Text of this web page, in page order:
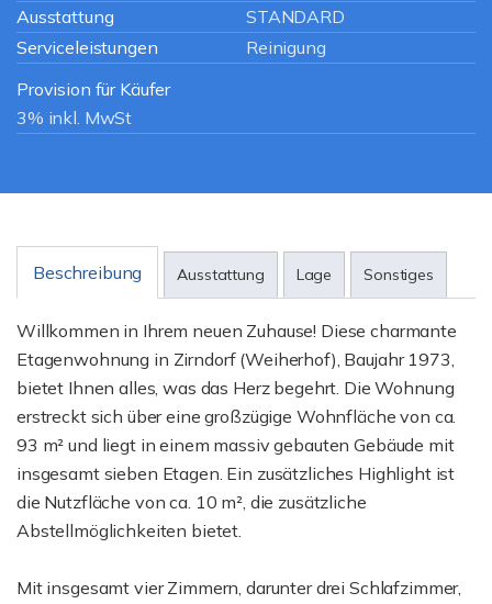
Ausstattung
STANDARD
Serviceleistungen
Reinigung
Provision für Käufer
3% inkl. MwSt
Beschreibung Ausstattung Lage Sonstiges
Willkommen in Ihrem neuen Zuhause! Diese charmante
Etagenwohnung in Zirndorf (Weiherhof), Baujahr 1973,
bietet Ihnen alles, was das Herz begehrt. Die Wohnung
erstreckt sich über eine großzügige Wohnfläche von ca.
93 m² und liegt in einem massiv gebauten Gebäude mit
insgesamt sieben Etagen. Ein zusätzliches Highlight ist
die Nutzfläche von ca. 10 m², die zusätzliche
Abstellmöglichkeiten bietet.
Mit insgesamt vier Zimmern, darunter drei Schlafzimmer,